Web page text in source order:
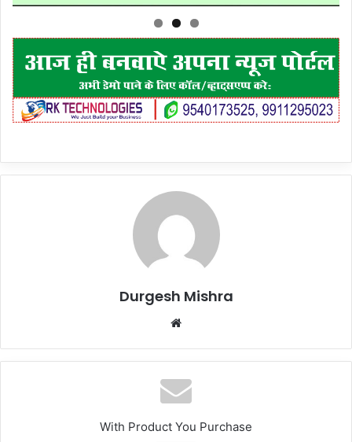
Durgesh Mishra
Website
With Product You Purchase